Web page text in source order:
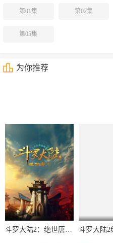
第01集 第02集
第05集
为你推荐